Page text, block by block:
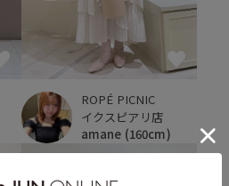
ROPÉ PICNIC
イクスピアリ店
amane (160cm)